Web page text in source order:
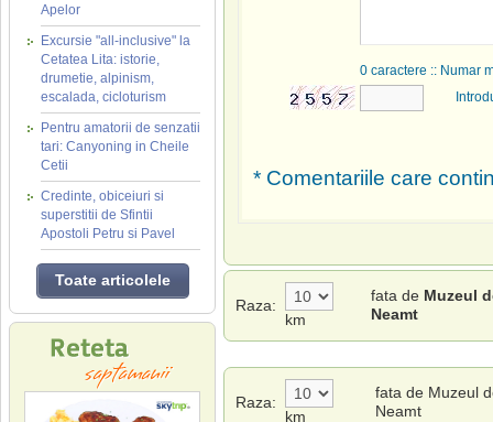
Apelor
Excursie "all-inclusive" la
Cetatea Lita: istorie,
drumetie, alpinism,
escalada, cicloturism
Pentru amatorii de senzatii
tari: Canyoning in Cheile
Cetii
Credinte, obiceiuri si
superstitii de Sfintii
Apostoli Petru si Pavel
Toate articolele
0 caractere :: Numar
* Comentariile care
Raza:
km
fata de Muzeul
Neamt
Raza:
km
fata de Muzeul
Neamt